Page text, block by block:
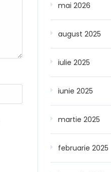
mai 2026
august 2025
iulie 2025
iunie 2025
martie 2025
februarie 2025